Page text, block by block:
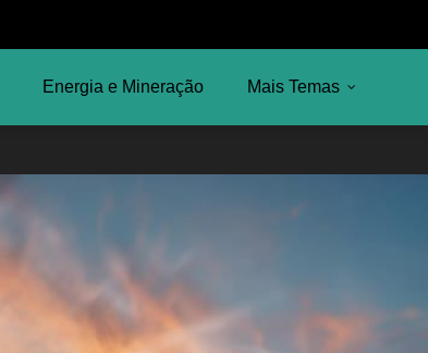
Energia e Mineração Mais Temas